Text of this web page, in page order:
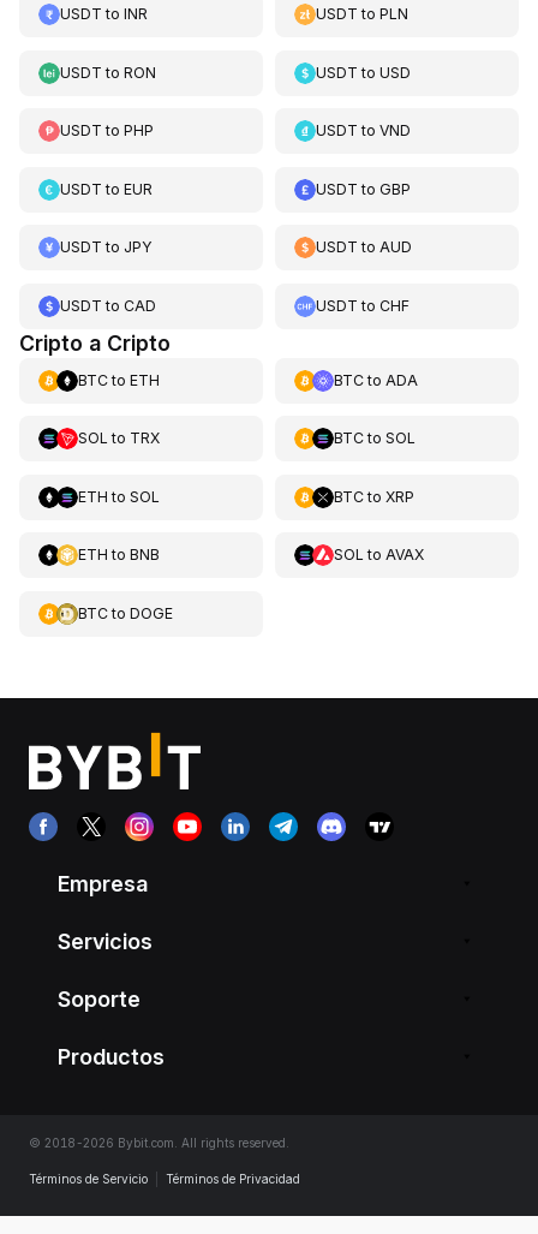
USDT to INR USDT toPLN
USDT to RON USDT toUSD
USDT to PHP USDT toVND
USDT to EUR USDT toGBP
USDT to JPY USDT toAUD
USDT to CAD USDT toCHF
Cripto a Cripto
BTCto ETH BTCto ADA
SOL to TRX BTCto SOL
ETH to SOL BTCto XRP
ETH to BNB SOL to AVAX
BTCto DOGE
Empresa
Servicios
Soporte
Productos
© 2018-2026 Bybit.com. All rights reserved.
Términos de Servicio Términos de Privacidad